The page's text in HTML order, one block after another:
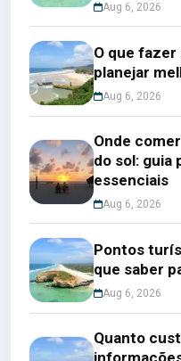
Aug 6, 2026
O que fazer
planejar
Aug 6, 2026
Onde
do sol: guia
essenciais
Aug 6, 2026
Pontos
que saber
Aug 6, 2026
Quanto